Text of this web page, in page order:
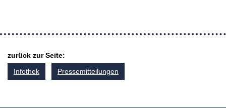
zurück zur Seite:
Infothek
Pressemitteilungen